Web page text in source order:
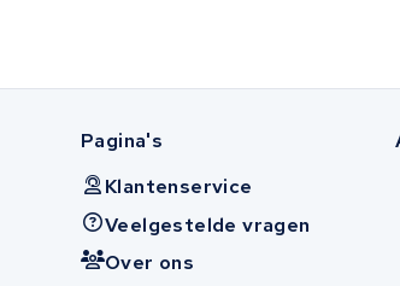
Pagina's
Klantenservice
Veelgestelde vragen
Over ons